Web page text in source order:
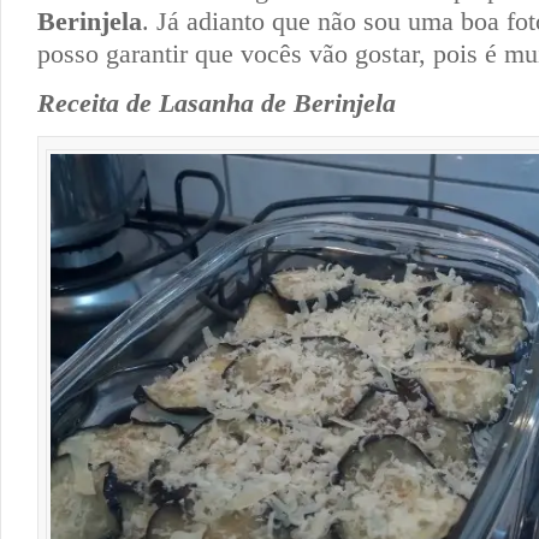
Berinjela. Já adianto que não sou uma boa
posso garantir que vocês vão gostar, pois é
Receita de Lasanha de Berinjela